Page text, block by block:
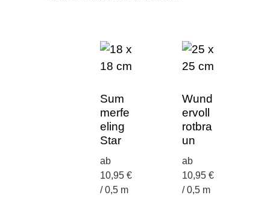
Sum
merfe
eling
Star
ab
10,95 €
/ 0,5 m
Wund
ervoll
rotbra
un
ab
10,95 €
/ 0,5 m